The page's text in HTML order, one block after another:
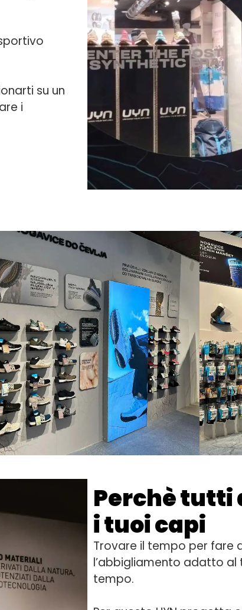
su un
i
Perchè
i tuoi capi
Trovare il tempo per fare
l’abbigliamento adatto
tempo.